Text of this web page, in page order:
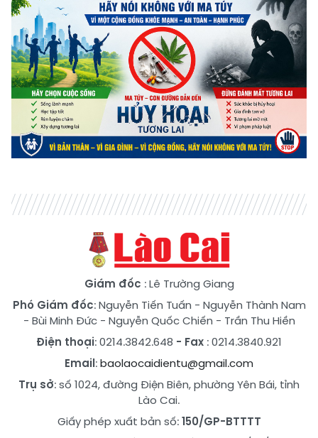
Giám đốc : Lê Trường Giang
Phó Giám đốc:Nguyễn Tiến Tuấn - Nguyễn Thành Nam
- Bùi Minh Đức- Nguyễn Quốc Chiến - Trần Thu Hiền
Điện thoại: 0214.3842.648 - Fax : 0214.3840.921
Email:baolaocaidientu@gmail.com
Trụ sở: số 1024, đường Điện Biên, phường Yên Bái, tỉnh
Lào Cai.
Giấy phép xuất bản số:150/GP-BTTTT